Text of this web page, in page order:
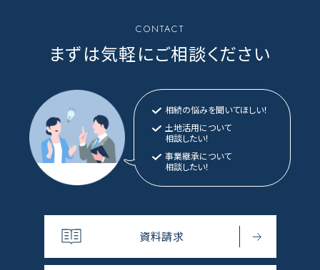
CONTACT
まずは気軽にご相談ください
相続の悩みを聞いてほしい！
土地活用について
相談したい！
事業継承について
相談したい！
資料請求